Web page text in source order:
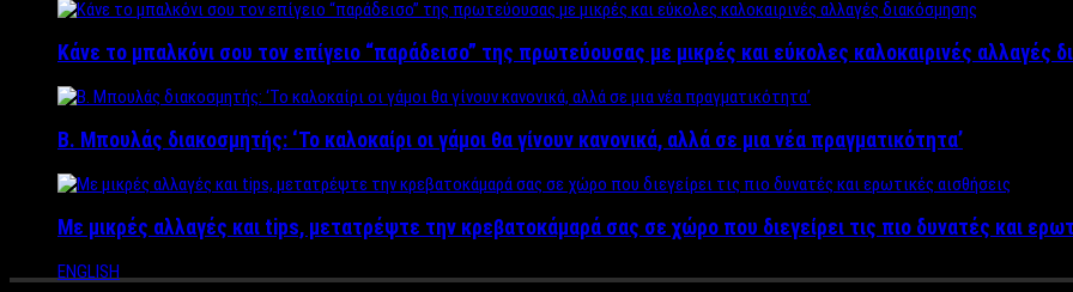
Κάνε το μπαλκόνι σου τον επίγειο “παράδεισο” της πρωτεύουσας με μικρές και εύκολες καλοκαιρινές αλλαγές
Β. Μπουλάς διακοσμητής: ‘Το καλοκαίρι οι γάμοι θα γίνουν κανονικά, αλλά σε μια νέα πραγματικότητα’
Με μικρές αλλαγές και tips, μετατρέψτε την κρεβατοκάμαρά σας σε χώρο που διεγείρει τις πιο δυνατές και
ENGLISH